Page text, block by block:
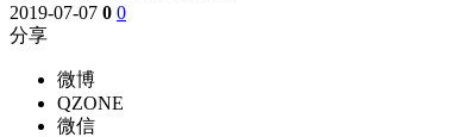
2019-07-07 0 0
分享
微博
QZONE
微信